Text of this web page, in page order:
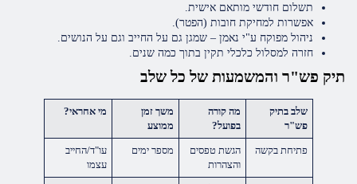
תשלום חודשי מותאם אישית.
אפשרות למחיקת חובות (הפטר).
ניהול מפוקח ע"י נאמן – שמגן גם על החייב וגם על הנושים.
חזרה למסלול כלכלי תקין בתוך כמה שנים.
תיק פש"ר והמשמעות של כל שלב
שלב בתיק
פש"ר
מה קורה
בפועל?
משך זמן
ממוצע
מי אחראי?
פתיחת בקשה
הגשת טפסים
והצהרות
מספר ימים
עו"ד/החייב
עצמו